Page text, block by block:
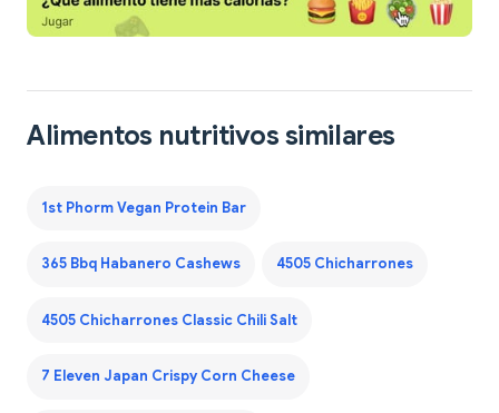
Alimentos nutritivos similares
1st Phorm Vegan Protein Bar
365 Bbq Habanero Cashews 4505 Chicharrones
4505 Chicharrones Classic Chili Salt
7 Eleven Japan Crispy Corn Cheese